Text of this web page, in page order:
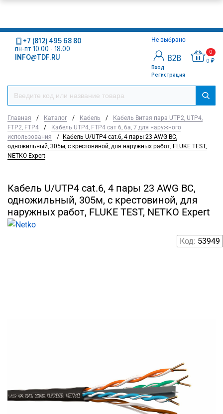
Не выбрано
Вход
Регистрация
0
0 ₽
+7 (812) 495 68 80
пн-пт 10.00 - 18.00
INFO@TDF.RU
Главная / Каталог / Кабель /
Кабель Витая пара UTP2, UTP4,
FTP2, FTP4
/
Кабель UTP4, FTP4 сат 6, 6а, 7 для наружного
использования
/
Кабель U/UTP4 cat.6, 4 пары 23 AWG BC,
одножильный, 305м, с крестовиной, для наружных работ, FLUKE TEST,
NETKO Expert
Кабель U/UTP4 cat.6, 4 пары 23 AWG BC,
одножильный, 305м, с крестовиной, для
наружных работ, FLUKE TEST, NETKO Expert
Код: 53949